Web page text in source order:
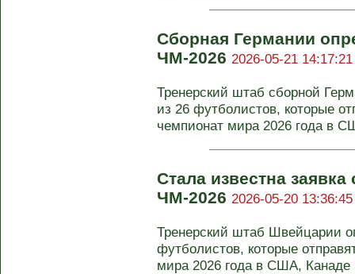
Сборная Германии
ЧМ-2026 2026-05-21 14:17:21
Тренерский штаб сборной
из 26 футболистов, которые
чемпионат мира 2026 года в
Стала известна
ЧМ-2026 2026-05-20 13:36:45
Тренерский штаб Швейцарии
футболистов, которые
мира 2026 года в США, Канаде